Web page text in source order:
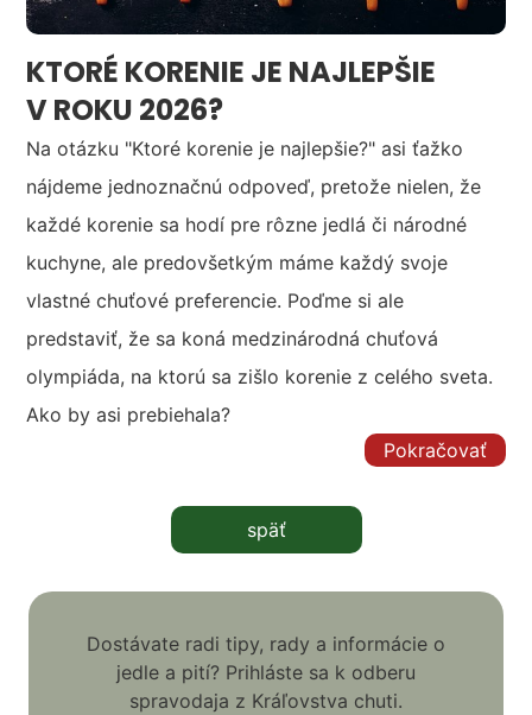
KTORÉ KORENIE JE NAJLEPŠIE
V ROKU 2026?
Na otázku "Ktoré korenie je najlepšie?" asi ťažko
nájdeme jednoznačnú odpoveď, pretože nielen, že
každé korenie sa hodí pre rôzne jedlá či národné
kuchyne, ale predovšetkým máme každý svoje
vlastné chuťové preferencie. Poďme si ale
predstaviť, že sa koná medzinárodná chuťová
olympiáda, na ktorú sa zišlo korenie z celého sveta.
Ako by asi prebiehala?
Pokračovať
späť
Dostávate radi tipy, rady a informácie o
jedle a pití? Prihláste sa k odberu
spravodaja z Kráľovstva chuti.